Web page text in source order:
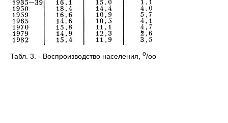
Табл. 3. - Воспроизводство населения, o/oo